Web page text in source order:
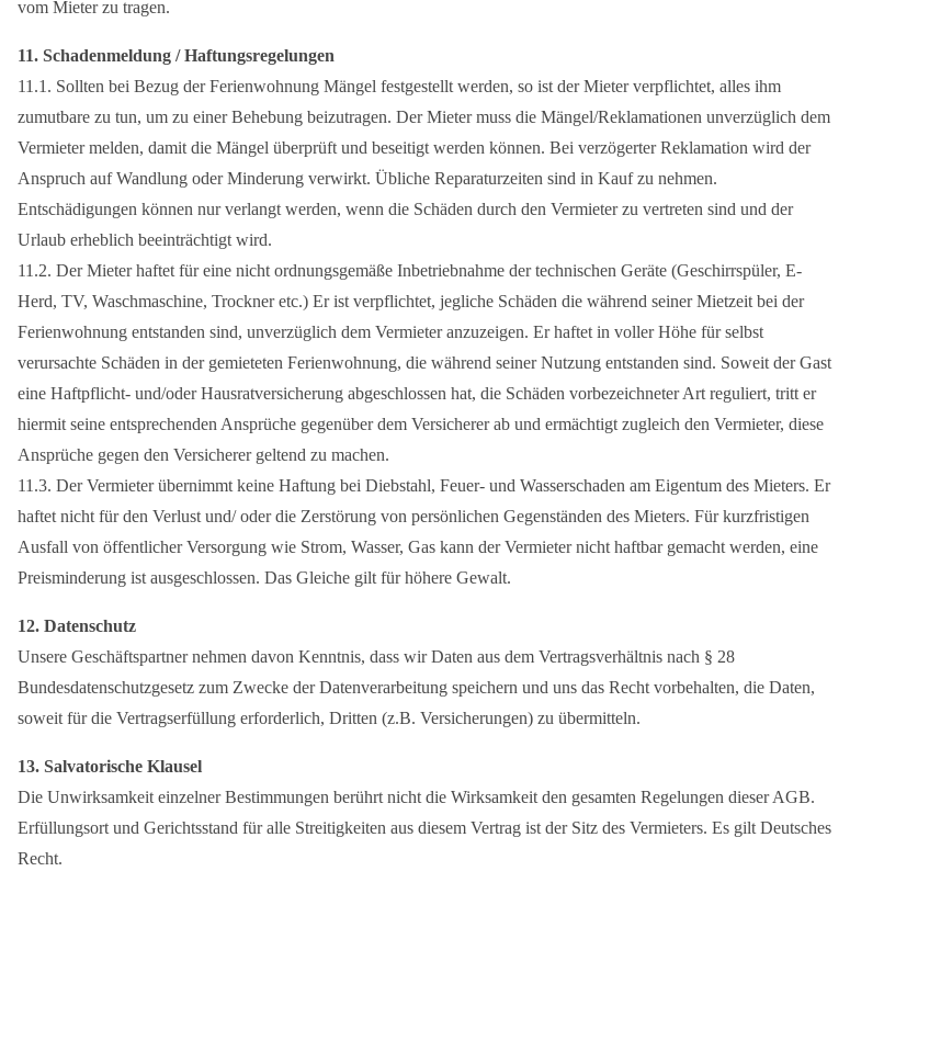
vom Mieter zu tragen.
11. Schadenmeldung / Haftungsregelungen
11.1. Sollten bei Bezug der Ferienwohnung Mängel festgestellt werden, so ist der Mieter verpflichtet, alles ihm
zumutbare zu tun, um zu einer Behebung beizutragen. Der Mieter muss die Mängel/Reklamationen unverzüglich dem
Vermieter melden, damit die Mängel überprüft und beseitigt werden können. Bei verzögerter Reklamation wird der
Anspruch auf Wandlung oder Minderung verwirkt. Übliche Reparaturzeiten sind in Kauf zu nehmen.
Entschädigungen können nur verlangt werden, wenn die Schäden durch den Vermieter zu vertreten sind und der
Urlaub erheblich beeinträchtigt wird.
11.2. Der Mieter haftet für eine nicht ordnungsgemäße Inbetriebnahme der technischen Geräte (Geschirrspüler, E-
Herd, TV, Waschmaschine, Trockner etc.) Er ist verpflichtet, jegliche Schäden die während seiner Mietzeit bei der
Ferienwohnung entstanden sind, unverzüglich dem Vermieter anzuzeigen. Er haftet in voller Höhe für selbst
verursachte Schäden in der gemieteten Ferienwohnung, die während seiner Nutzung entstanden sind. Soweit der Gast
eine Haftpflicht- und/oder Hausratversicherung abgeschlossen hat, die Schäden vorbezeichneter Art reguliert, tritt er
hiermit seine entsprechenden Ansprüche gegenüber dem Versicherer ab und ermächtigt zugleich den Vermieter, diese
Ansprüche gegen den Versicherer geltend zu machen.
11.3. Der Vermieter übernimmt keine Haftung bei Diebstahl, Feuer- und Wasserschaden am Eigentum des Mieters. Er
haftet nicht für den Verlust und/ oder die Zerstörung von persönlichen Gegenständen des Mieters. Für kurzfristigen
Ausfall von öffentlicher Versorgung wie Strom, Wasser, Gas kann der Vermieter nicht haftbar gemacht werden, eine
Preisminderung ist ausgeschlossen. Das Gleiche gilt für höhere Gewalt.
12. Datenschutz
Unsere Geschäftspartner nehmen davon Kenntnis, dass wir Daten aus dem Vertragsverhältnis nach § 28
Bundesdatenschutzgesetz zum Zwecke der Datenverarbeitung speichern und uns das Recht vorbehalten, die Daten,
soweit für die Vertragserfüllung erforderlich, Dritten (z.B. Versicherungen) zu übermitteln.
13. Salvatorische Klausel
Die Unwirksamkeit einzelner Bestimmungen berührt nicht die Wirksamkeit den gesamten Regelungen dieser AGB.
Erfüllungsort und Gerichtsstand für alle Streitigkeiten aus diesem Vertrag ist der Sitz des Vermieters. Es gilt Deutsches
Recht.